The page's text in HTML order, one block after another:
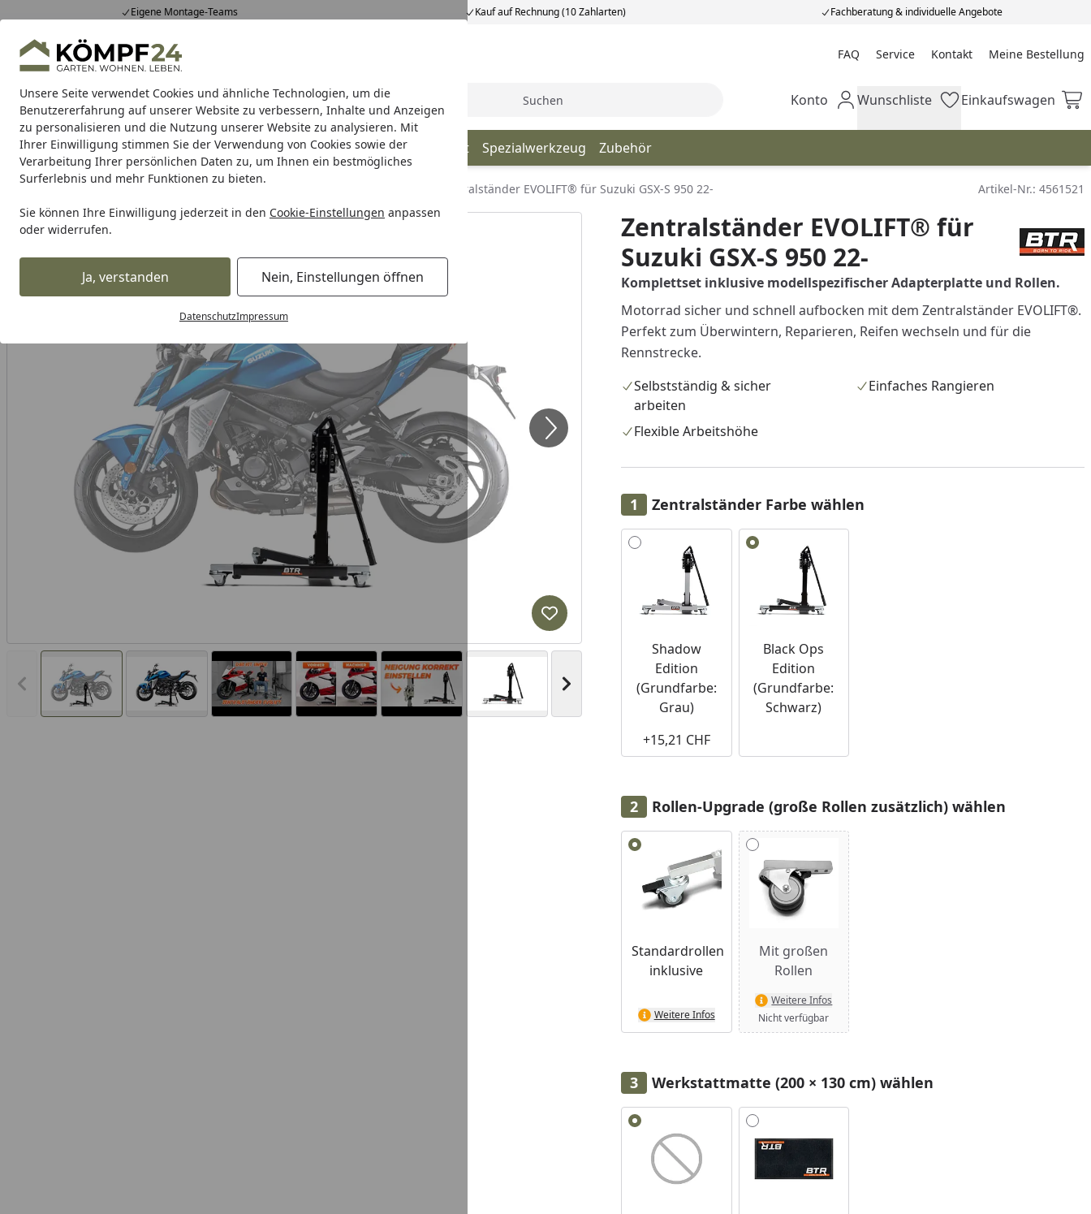
Unsere Seite verwendet Cookies und ähnliche Technologien, um die
Benutzererfahrung auf unserer Website zu verbessern, Inhalte und Anzeigen
zu personalisieren und die Nutzung unserer Website zu analysieren. Mit
Ihrer Einwilligung stimmen Sie der Verwendung von Cookies sowie der
Verarbeitung Ihrer persönlichen Daten zu, um Ihnen ein bestmögliches
Surferlebnis und mehr Funktionen zu bieten.
Sie können Ihre Einwilligung jederzeit in den Cookie-Einstellungen anpassen
oder widerrufen.
Ja, verstanden Nein, Einstellungen öffnen
DatenschutzImpressum
Eigene Montage-Teams Kauf auf Rechnung (10 Zahlarten) Fachberatung & individuelle Angebote
Hotline0 71 588 01 81
Mo-Fr. 8-16 Uhr 25.963 Bewertungen FAQ Service Kontakt Meine Bestellung
Meine Bestellung
Alle Produkte
Alle ProdukteHighlights Tipps & Tricks Suche Mein Konto
Konto Wunschliste
Wunschliste Einkaufswagen
Einkaufswagen
BTR Reifenmontage Zentralständer Montageständer Transport Spezialwerkzeug Zubehör
Startseite
Zentralständer EVOLIFT® für Suzuki GSX-S 950 22- Artikel-Nr.: 4561521
Vorheriges Bild anzeigen Nächstes Bild anzeigen
% bis 08.08.2026
Produkt zur Wunschliste hinzufügen
Zentralständer EVOLIFT® für
Suzuki GSX-S 950 22-
Komplettset inklusive modellspezifischer Adapterplatte und Rollen.
Motorrad sicher und schnell aufbocken mit dem Zentralständer EVOLIFT®.
Perfekt zum Überwintern, Reparieren, Reifen wechseln und für die
Rennstrecke.
Selbstständig & sicher
arbeiten
Einfaches Rangieren
Flexible Arbeitshöhe
Zentralständer Farbe wählen
Alle anzeigen (2)
Shadow
Edition
(Grundfarbe:
Grau)
+15,21 CHF
Black Ops
Edition
(Grundfarbe:
Schwarz)
Rollen-Upgrade (große Rollen zusätzlich) wählen
Alle anzeigen (2)
Standardrollen
inklusive
Weitere Infos
Mit großen
Rollen
Weitere Infos
Nicht verfügbar
Werkstattmatte (200 × 130 cm) wählen
Alle anzeigen (2)